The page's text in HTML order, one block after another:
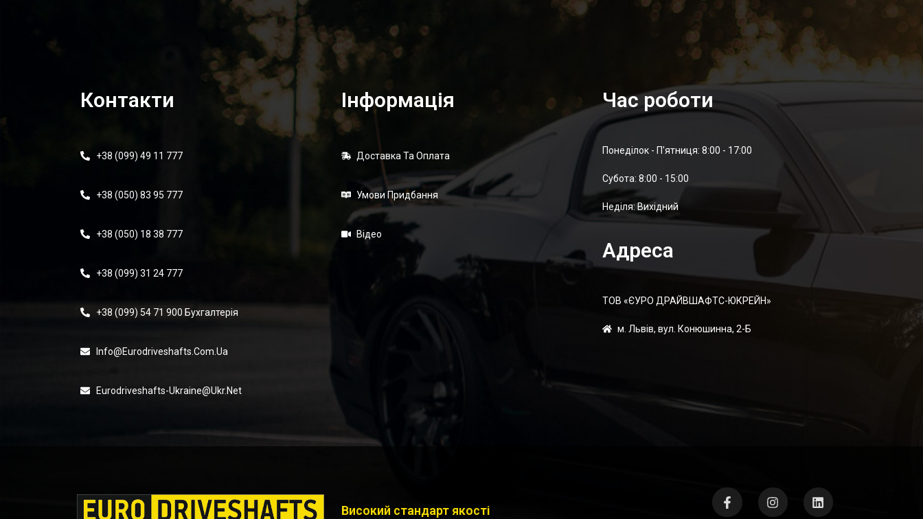
Контакти
+38 (099) 49 11 777
+38 (050) 83 95 777
+38 (050) 18 38 777
+38 (099) 31 24 777
+38 (099) 54 71 900 Бухгалтерія
Info@eurodriveshafts.com.ua
Eurodriveshafts-Ukraine@ukr.net
Інформація
Доставка Та Оплата
Умови Придбання
Відео
Час роботи
Понеділок - П'ятниця: 8:00 - 17:00
Суботa: 8:00 - 15:00
Неділя: Вихідний
Адреса
ТОВ «ЄУРО ДРАЙВШАФТC-ЮКРЕЙН»
м. Львів, вул. Конюшинна, 2-Б
Високий стандарт якості